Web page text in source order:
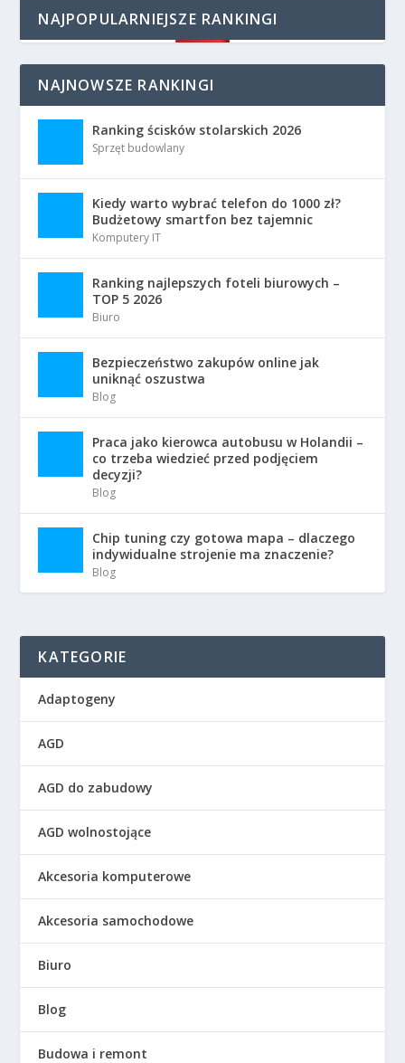
NAJPOPULARNIEJSZE RANKINGI
NAJNOWSZE RANKINGI
Ranking ścisków stolarskich 2026
Sprzęt budowlany
Kiedy warto wybrać telefon do 1000 zł?
Budżetowy smartfon bez tajemnic
Komputery IT
Ranking najlepszych foteli biurowych –
TOP 5 2026
Biuro
Bezpieczeństwo zakupów online jak
uniknąć oszustwa
Blog
Praca jako kierowca autobusu w Holandii –
co trzeba wiedzieć przed podjęciem
decyzji?
Blog
Chip tuning czy gotowa mapa – dlaczego
indywidualne strojenie ma znaczenie?
Blog
KATEGORIE
Adaptogeny
AGD
AGD do zabudowy
AGD wolnostojące
Akcesoria komputerowe
Akcesoria samochodowe
Biuro
Blog
Budowa i remont